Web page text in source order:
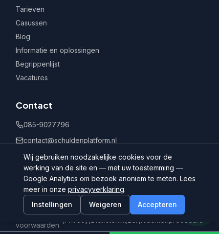
Tarieven
Casussen
Blog
Informatie en oplossingen
Begrippenlijst
Vacatures
Contact
085-9027796
contact@schuldenplatform.nl
Postbus 802, 7400 AV Deventer
©
Schuldenplatform.nl
Algemene
voorwaarden
Wij gebruiken noodzakelijke cookies voor de
werking van de site en — met uw toestemming —
Google Analytics om bezoek anoniem te meten. Lees
meer in onze privacyverklaring.
Instellingen
Weigeren Accepteren